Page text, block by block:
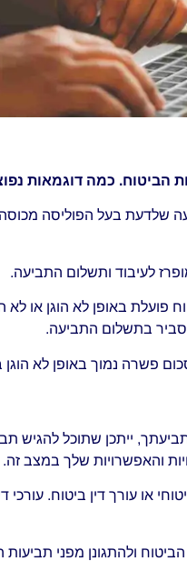
הביטוח. כמה דוגמאות
שלדעת בעל הפוליסה
לעיבוד ותשלום התביעה.
באופן לא הוגן או לא
סביר בתשלום התביעה.
פשרה נמוך באופן לא הוגן
ייתכן שתוכל להגיש
והאפשרויות שלך במצב זה.
או עורך דין ביטוח. עורכי
ולהתגונן מפני תביעות